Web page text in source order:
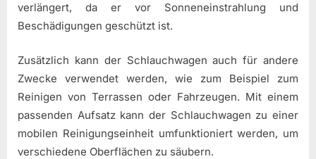
verlängert, da er vor Sonneneinstrahlung und
Beschädigungen geschützt ist.
Zusätzlich kann der Schlauchwagen auch für andere
Zwecke verwendet werden, wie zum Beispiel zum
Reinigen von Terrassen oder Fahrzeugen. Mit einem
passenden Aufsatz kann der Schlauchwagen zu einer
mobilen Reinigungseinheit umfunktioniert werden, um
verschiedene Oberflächen zu säubern.